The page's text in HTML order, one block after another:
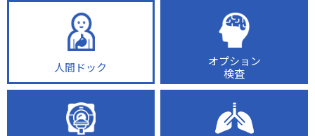
人間ドック
オプション
検査